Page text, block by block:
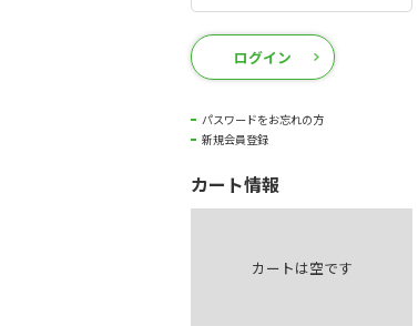
ログイン
パスワードをお忘れの方
新規会員登録
カート情報
カートは空です